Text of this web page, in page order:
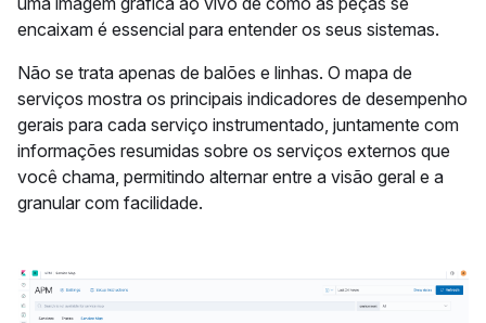
encaixam é essencial para entender os seus sistemas.
Não se trata apenas de balões e linhas. O mapa de
serviços mostra os principais indicadores de desempenho
gerais para cada serviço instrumentado, juntamente com
informações resumidas sobre os serviços externos que
você chama, permitindo alternar entre a visão geral e a
granular com facilidade.